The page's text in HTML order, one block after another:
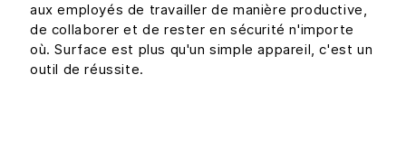
aux employés de travailler de manière productive,
de collaborer et de rester en sécurité n'importe
où. Surface est plus qu'un simple appareil, c'est un
outil de réussite.